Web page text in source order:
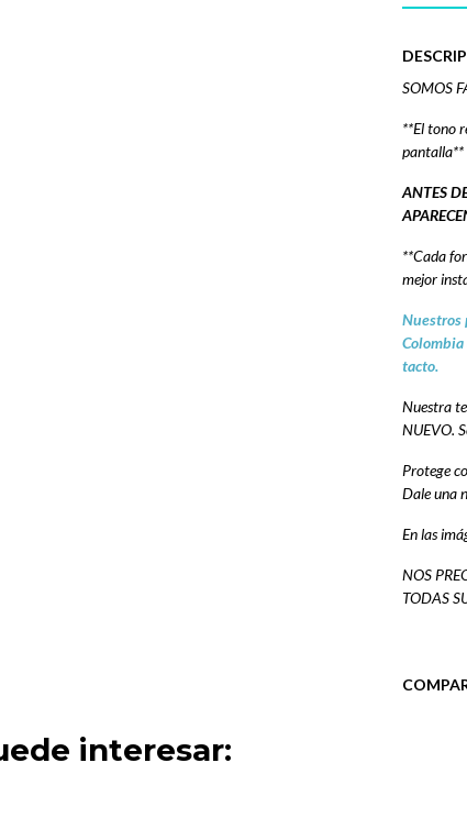
SOMOS
**El tono
pantalla**
ANTES
**Cada
mejor
Nuestros
tacto.
Nuestra
NUEVO.
Protege
Dale una
En las
NOS
TODAS
interesar: